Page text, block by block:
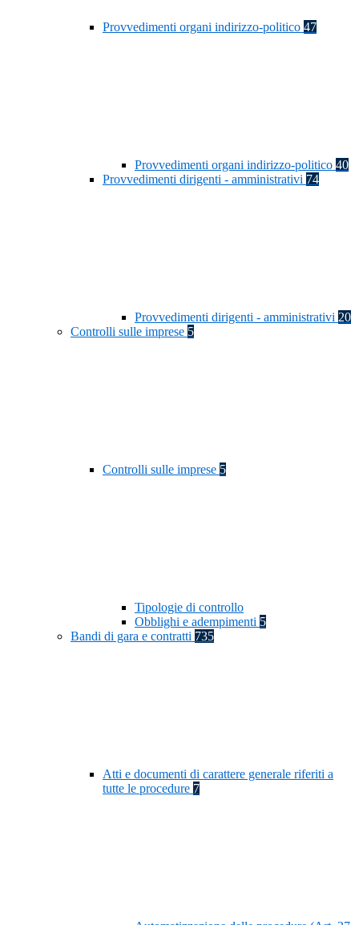
Provvedimenti organi indirizzo-politico 47
Provvedimenti organi indirizzo-politico 40
Provvedimenti dirigenti - amministrativi 74
Provvedimenti dirigenti - amministrativi 20
Controlli sulle imprese 5
Controlli sulle imprese 5
Tipologie di controllo
Obblighi e adempimenti 5
Bandi di gara e contratti 735
Atti e documenti di carattere generale riferiti a
tutte le procedure 7